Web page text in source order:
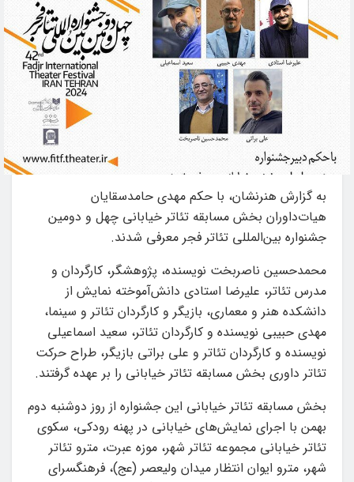
به گزارش هنرنشان، با حکم مهدی حامدسقایان
هیات‌داوران بخش مسابقه تئاتر خیابانی چهل‌ و دومین
جشنواره بین‌المللی تئاتر فجر معرفی شدند.
محمدحسین ناصربخت نویسنده، پژوهشگر، کارگردان و
مدرس تئاتر، علیرضا استادی دانش‌آموخته نمایش از
دانشکده هنر و معماری، بازیگر و کارگردان تئاتر و سینما،
مهدی حبیبی نویسنده و کارگردان تئاتر، سعید اسماعیلی
نویسنده و کارگردان تئاتر و علی براتی بازیگر، طراح حرکت
تئاتر داوری بخش مسابقه تئاتر خیابانی را بر عهده گرفتند.
بخش مسابقه تئاتر خیابانی این جشنواره از روز دوشنبه دوم
بهمن‌ با اجرای نمایش‌های خیابانی در پهنه رودکی، سکوی
تئاتر خیابانی مجموعه تئاتر شهر، موزه عبرت، مترو تئاتر
شهر، مترو ایوان انتظار میدان ولیعصر (عج)، فرهنگسرای